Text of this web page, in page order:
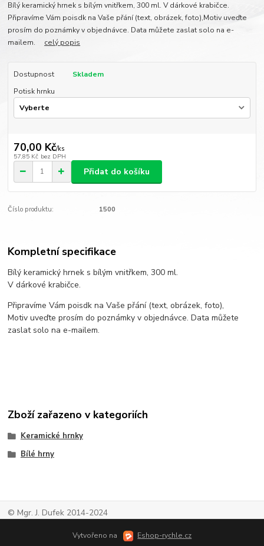
Bílý keramický hrnek s bílým vnitřkem, 300 ml. V dárkové krabičce.
Připravíme Vám poisdk na Vaše přání (text, obrázek, foto),Motiv uveďte
prosím do poznámky v objednávce. Data můžete zaslat solo na e-
mailem. celý popis
Dostupnost
Skladem
Potisk hrnku
70,00 Kč/ks
57,85 Kč bez DPH
Přidat do košíku
Číslo produktu: 1500
Kompletní specifikace
Bílý keramický hrnek s bílým vnitřkem, 300 ml.
V dárkové krabičce.
Připravíme Vám poisdk na Vaše přání (text, obrázek, foto),
Motiv uveďte prosím do poznámky v objednávce. Data můžete
zaslat solo na e-mailem.
Zboží zařazeno v kategoriích
Keramické hrnky
Bílé hrny
© Mgr. J. Dufek 2014-2024
Vytvořeno na Eshop-rychle.cz